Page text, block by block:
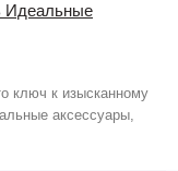
Идеальные
ключ к изысканному
аксессуары,